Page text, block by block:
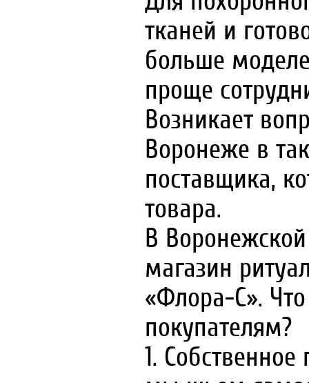
тканей и
больше
проще
Возникает
Воронеже в
поставщика,
товара.
В Воронежской
магазин
«Флора-С».
покупателям?
1.